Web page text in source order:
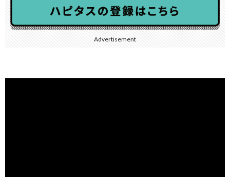
Advertisement